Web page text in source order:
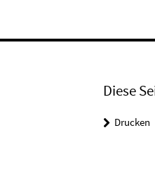
Diese
Drucken